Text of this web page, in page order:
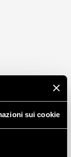
sui cookie